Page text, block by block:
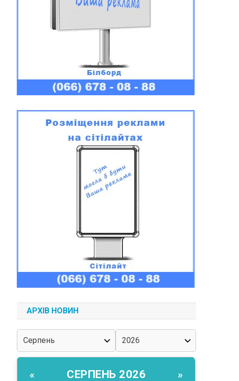
АРХІВ НОВИН
« СЕРПЕНЬ 2026 »